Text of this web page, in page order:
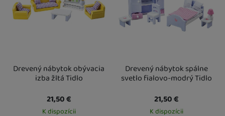
Drevený nábytok obývacia
izba žltá Tidlo
21,50€
K dispozícii
Drevený nábytok spálne
svetlo fialovo-modrý Tidlo
21,50€
K dispozícii